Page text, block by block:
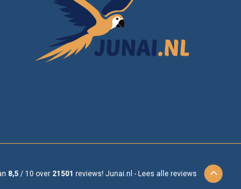
8,5 / 10 over 21501 reviews! Junai.nl - Lees alle reviews